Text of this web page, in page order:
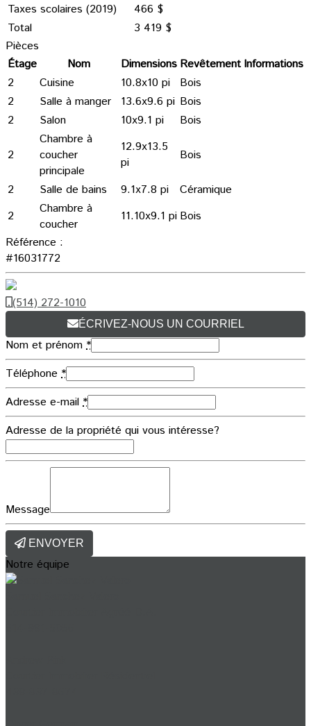
Taxes scolaires (2019)
466 $
Total
3 419 $
Pièces
Étage
Nom Dimensions Revêtement Informations
2
Cuisine 10.8x10 pi
Bois
2
Salle à manger 13.6x9.6 pi Bois
2
Salon 10x9.1 pi Bois
2
Chambre à
coucher
principale
12.9x13.5
pi
Bois
2 Salle de bains 9.1x7.8 pi
Céramique
2
Chambre à
coucher
11.10x9.1 pi Bois
Référence :
#16031772
(514) 272-1010
ÉCRIVEZ-NOUS UN COURRIEL
Nom et prénom *
Téléphone *
Adresse e-mail *
Adresse de la propriété qui vous intéresse?
Message
ENVOYER
Notre équipe